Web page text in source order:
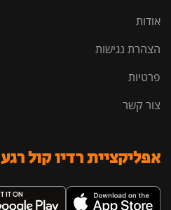
אודות
הצהרת נגישות
פרטיות
צור קשר
אפליקציית רדיו קול רגע